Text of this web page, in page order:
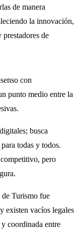
de manera
la innovación,
de
con
punto medio entre la
busca
todas y todos.
pero
Turismo fue
existen vacíos legales
coordinada entre